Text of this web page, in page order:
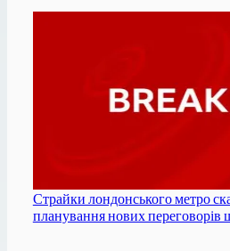
Страйки лондонського метро
планування нових переговорів